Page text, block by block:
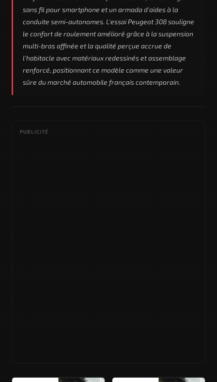
sans fil pour smartphone et un armada d'aides à la
conduite semi-autonomes. L'essai Peugeot 308 souligne
le confort de roulement amélioré grâce à la suspension
multi-bras affinée et la qualité perçue accrue de
l'habitacle avec matériaux redessinés et assemblage
renforcé, positionnant ce modèle comme une valeur
sûre du marché automobile français contemporain.
PUBLICITÉ